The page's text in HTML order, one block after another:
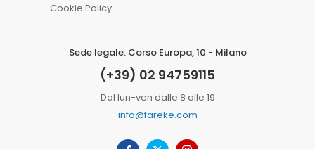
Cookie Policy
Sede legale: Corso Europa, 10 - Milano
(+39) 02 94759115
Dal lun-ven dalle 8 alle 19
info@fareke.com